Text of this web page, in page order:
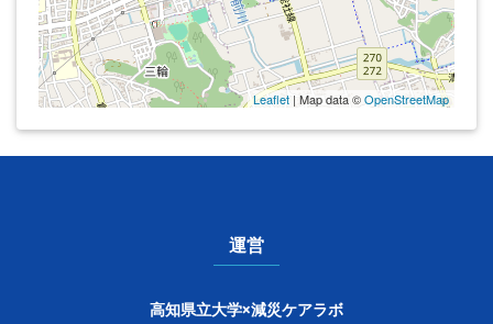
Leaflet | Map data ©OpenStreetMap
運営
高知県立大学×減災ケアラボ